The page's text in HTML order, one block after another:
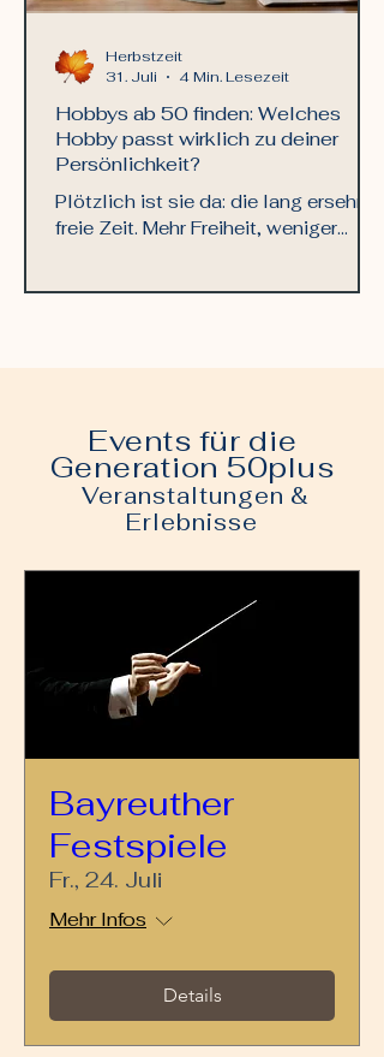
Hobbys ab 50 finden: Welches
Hobby passt wirklich zu deiner
Persönlichkeit?
Plötzlich ist sie da: die lang ersehnte
freie Zeit. Mehr Freiheit, weniger
Lieblingshobby
Herbstzeit
31. Juli
4 Min. Lesezeit
Events für die
Generation 50plus
Veranstaltungen &
Erlebnisse
Bayreuther
Festspiele
Fr., 24. Juli
Mehr Infos
Details